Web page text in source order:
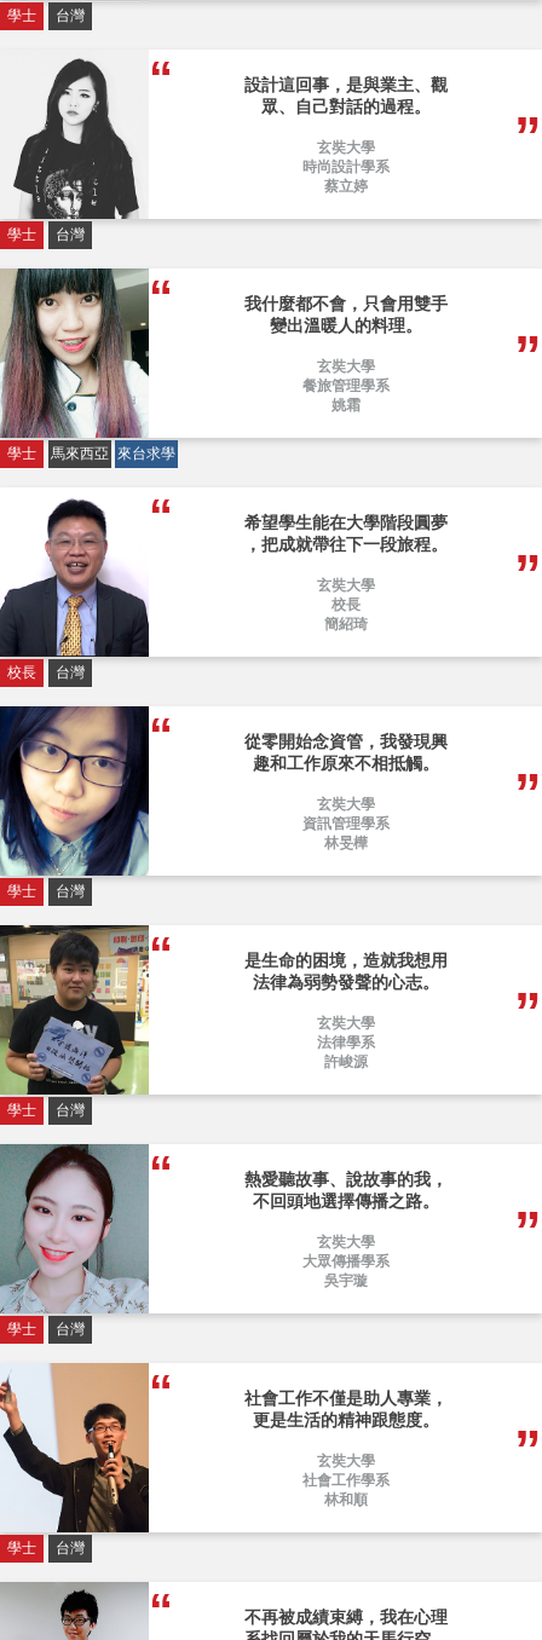
學士 台灣
設計這回事，是與業主、觀
眾、自己對話的過程。
玄奘大學
時尚設計學系
蔡立婷
學士 台灣
我什麼都不會，只會用雙手
變出溫暖人的料理。
玄奘大學
餐旅管理學系
姚霜
學士 馬來西亞 來台求學
希望學生能在大學階段圓夢
，把成就帶往下一段旅程。
玄奘大學
校長
簡紹琦
校長 台灣
從零開始念資管，我發現興
趣和工作原來不相抵觸。
玄奘大學
資訊管理學系
林旻樺
學士 台灣
是生命的困境，造就我想用
法律為弱勢發聲的心志。
玄奘大學
法律學系
許峻源
學士 台灣
熱愛聽故事、說故事的我，
不回頭地選擇傳播之路。
玄奘大學
大眾傳播學系
吳宇璇
學士 台灣
社會工作不僅是助人專業，
更是生活的精神跟態度。
玄奘大學
社會工作學系
林和順
學士 台灣
不再被成績束縛，我在心理